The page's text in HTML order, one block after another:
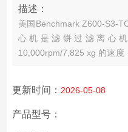
描述：
美国Benchmark Z600-S3-
心机是滤饼过滤离心
10,000rpm/7,825 xg 的速度
清的液体通过位于装置侧面
更新时间： 2026-05-08
产品型号：